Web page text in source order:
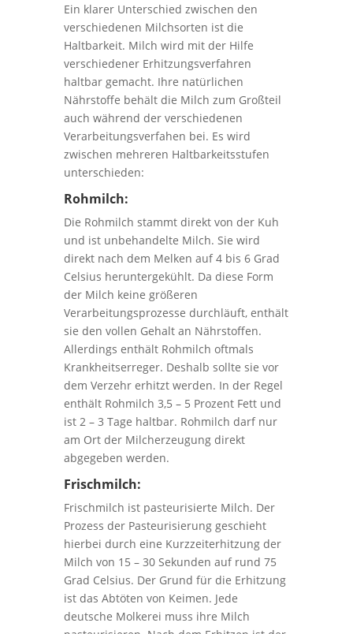
Ein klarer Unterschied zwischen den
verschiedenen Milchsorten ist die
Haltbarkeit. Milch wird mit der Hilfe
verschiedener Erhitzungsverfahren
haltbar gemacht. Ihre natürlichen
Nährstoffe behält die Milch zum Großteil
auch während der verschiedenen
Verarbeitungsverfahen bei. Es wird
zwischen mehreren Haltbarkeitsstufen
unterschieden:
Rohmilch:
Die Rohmilch stammt direkt von der Kuh
und ist unbehandelte Milch. Sie wird
direkt nach dem Melken auf 4 bis 6 Grad
Celsius heruntergekühlt. Da diese Form
der Milch keine größeren
Verarbeitungsprozesse durchläuft, enthält
sie den vollen Gehalt an Nährstoffen.
Allerdings enthält Rohmilch oftmals
Krankheitserreger. Deshalb sollte sie vor
dem Verzehr erhitzt werden. In der Regel
enthält Rohmilch 3,5 – 5 Prozent Fett und
ist 2 – 3 Tage haltbar. Rohmilch darf nur
am Ort der Milcherzeugung direkt
abgegeben werden.
Frischmilch:
Frischmilch ist pasteurisierte Milch. Der
Prozess der Pasteurisierung geschieht
hierbei durch eine Kurzzeiterhitzung der
Milch von 15 – 30 Sekunden auf rund 75
Grad Celsius. Der Grund für die Erhitzung
ist das Abtöten von Keimen. Jede
deutsche Molkerei muss ihre Milch